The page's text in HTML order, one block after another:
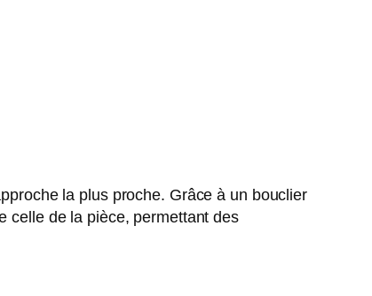
la plus proche. Grâce à un bouclier
celle de la pièce, permettant des